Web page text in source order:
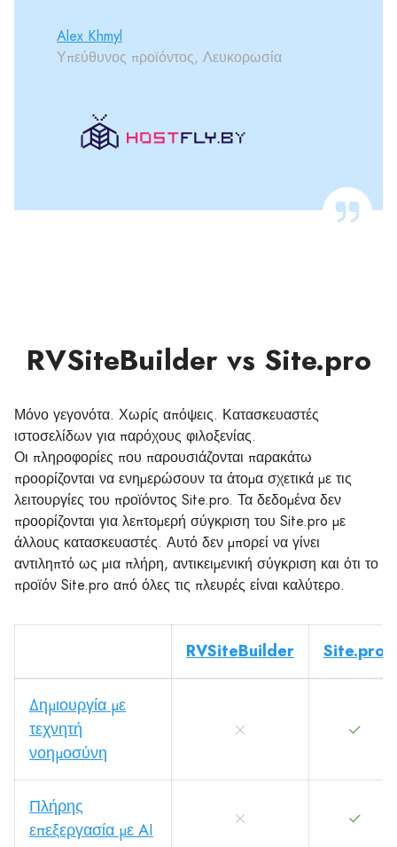
Alex Khmyl
Υπεύθυνος προϊόντος, Λευκορωσία
RVSiteBuilder vs Site.pro
Μόνο γεγονότα. Χωρίς απόψεις. Κατασκευαστές
ιστοσελίδων για παρόχους φιλοξενίας.
Οι πληροφορίες που παρουσιάζονται παρακάτω
προορίζονται να ενημερώσουν τα άτομα σχετικά με τις
λειτουργίες του προϊόντος Site.pro. Τα δεδομένα δεν
προορίζονται για λεπτομερή σύγκριση του Site.pro με
άλλους κατασκευαστές. Αυτό δεν μπορεί να γίνει
αντιληπτό ως μια πλήρη, αντικειμενική σύγκριση και ότι το
προϊόν Site.pro από όλες τις πλευρές είναι καλύτερο.
RVSiteBuilder Site.pro
Δημιουργία με
τεχνητή
νοημοσύνη
Πλήρης
επεξεργασία με AI